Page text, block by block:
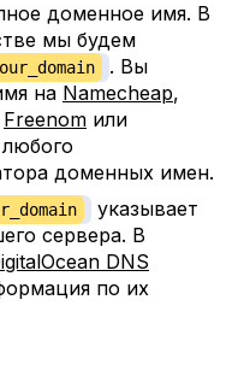
доменное имя. В
мы будем
. Вы
на Namecheap,
Freenom или
доменных имен.
указывает
сервера. В
DNS
по их